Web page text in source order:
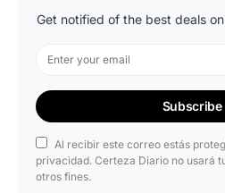
Get notified of the best deals
Subscribe
Al recibir este correo estás
privacidad. Certeza Diario no usará
otros fines.